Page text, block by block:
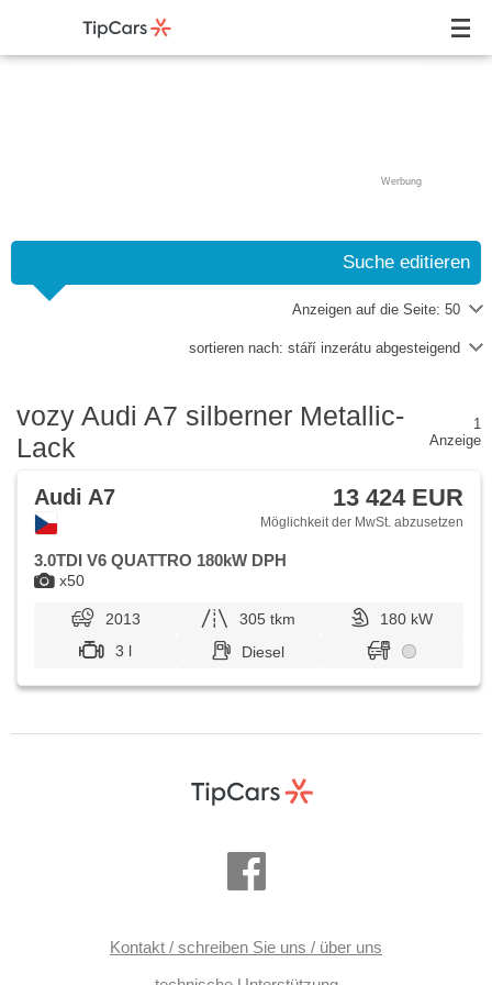
Werbung
Suche editieren
Anzeigen auf die Seite: 50
sortieren nach: stáří inzerátu abgesteigend
vozy Audi A7 silberner Metallic-
Lack
1
Anzeige
x50
Audi A7 13 424 EUR
Möglichkeit der MwSt. abzusetzen
3.0TDI V6 QUATTRO 180kW DPH
2013 305 tkm
180 kW
3 l
Diesel
Kontakt / schreiben Sie uns / über uns